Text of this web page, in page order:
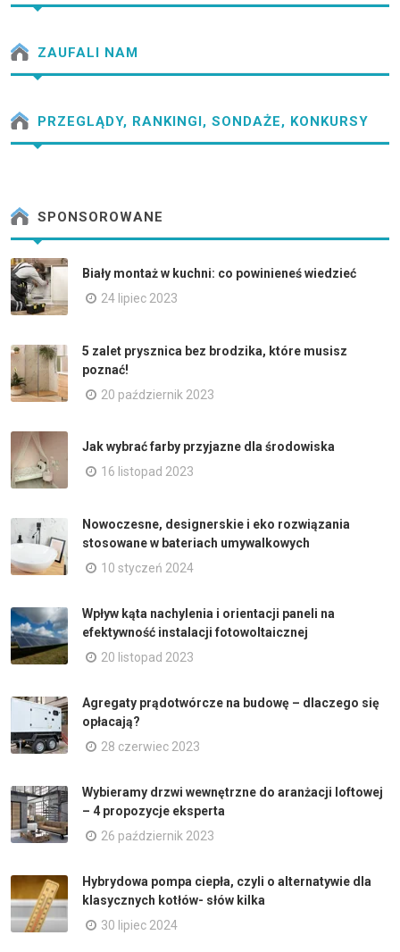
ZAUFALI NAM
PRZEGLĄDY, RANKINGI, SONDAŻE, KONKURSY
SPONSOROWANE
Biały montaż w kuchni: co powinieneś wiedzieć
24 lipiec 2023
5 zalet prysznica bez brodzika, które musisz
poznać!
20 październik 2023
Jak wybrać farby przyjazne dla środowiska
16 listopad 2023
Nowoczesne, designerskie i eko rozwiązania
stosowane w bateriach umywalkowych
10 styczeń 2024
Wpływ kąta nachylenia i orientacji paneli na
efektywność instalacji fotowoltaicznej
20 listopad 2023
Agregaty prądotwórcze na budowę – dlaczego się
opłacają?
28 czerwiec 2023
Wybieramy drzwi wewnętrzne do aranżacji loftowej
– 4 propozycje eksperta
26 październik 2023
Hybrydowa pompa ciepła, czyli o alternatywie dla
klasycznych kotłów- słów kilka
30 lipiec 2024